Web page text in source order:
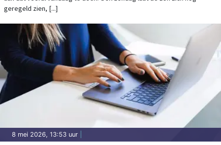
geregeld zien, [...]
8 mei 2026, 13:53 uur